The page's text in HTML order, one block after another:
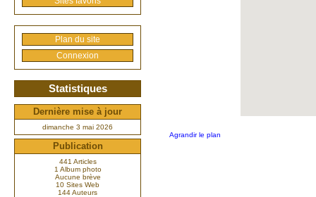
Agrandir le plan
Plan du site
Connexion
Statistiques
Dernière mise à jour
dimanche 3 mai 2026
Publication
441 Articles
1 Album photo
Aucune brève
10 Sites Web
144 Auteurs